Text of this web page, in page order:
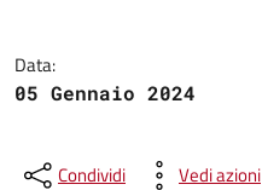
Data:
05 Gennaio 2024
Condividi Vedi azioni